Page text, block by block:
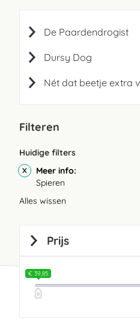
De Paardendrogist
Dursy Dog
Nét dat beetje extra
Filteren
Huidige filters
Meer info
Spieren
Alles wissen
Prijs
€ 39,85